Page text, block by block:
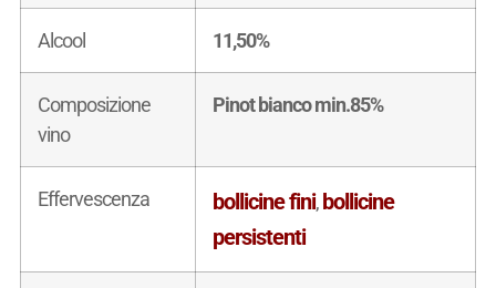
Alcool 11,50%
Composizione
vino
Pinot bianco min.85%
Effervescenza bollicine fini,bollicine
persistenti